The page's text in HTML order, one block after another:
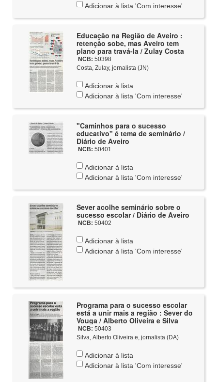
Adicionar à lista 'Com interesse'
Educação na Região de Aveiro :
retenção sobe, mas Aveiro tem
plano para travá-la / Zulay Costa
NCB: 50398
Costa, Zulay, jornalista (JN)
Adicionar à lista
Adicionar à lista 'Com interesse'
"Caminhos para o sucesso
educativo" é tema de seminário /
Diário de Aveiro
NCB: 50401
Adicionar à lista
Adicionar à lista 'Com interesse'
Sever acolhe seminário sobre o
sucesso escolar / Diário de Aveiro
NCB: 50402
Adicionar à lista
Adicionar à lista 'Com interesse'
Programa para o sucesso escolar
está a unir mais a região : Sever do
Vouga / Alberto Oliveira e Silva
NCB: 50403
Silva, Alberto Oliveira e, jornalista (DA)
Adicionar à lista
Adicionar à lista 'Com interesse'